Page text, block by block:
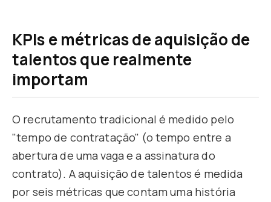
KPIs e métricas de aquisição de
talentos que realmente
importam
O recrutamento tradicional é medido pelo
"tempo de contratação" (o tempo entre a
abertura de uma vaga e a assinatura do
contrato). A aquisição de talentos é medida
por seis métricas que contam uma história